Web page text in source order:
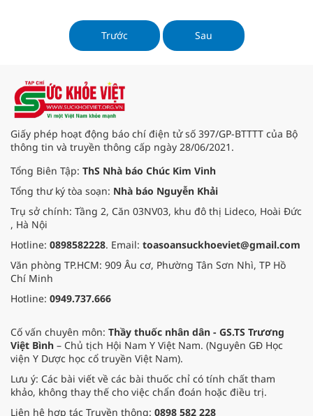
ngâu) từ lâu còn được sử dụng
như một vị thuốc dân gian và
nguyên liệu ướp trà truyền thống.
là dược liệu có độc tính nhất định,
cần sử dụng thận trọng.
Trước Sau
Giấy phép hoạt động báo chí điện tử số 397/GP-BTTTT của Bộ
thông tin và truyền thông cấp ngày 28/06/2021.
Tổng Biên Tập: ThS Nhà báo Chúc Kim Vinh
Tổng thư ký tòa soạn: Nhà báo Nguyễn Khải
Trụ sở chính: Tầng 2, Căn 03NV03, khu đô thị Lideco, Hoài Đức
, Hà Nội
Hotline: 0898582228. Email: toasoansuckhoeviet@gmail.com
Văn phòng TP.HCM: 909 Âu cơ, Phường Tân Sơn Nhì, TP Hồ
Chí Minh
Hotline: 0949.737.666
Cố vấn chuyên môn: Thầy thuốc nhân dân - GS.TS Trương
Việt Bình – Chủ tịch Hội Nam Y Việt Nam. (Nguyên GĐ Học
viện Y Dược học cổ truyền Việt Nam).
Lưu ý: Các bài viết về các bài thuốc chỉ có tính chất tham
khảo, không thay thế cho việc chẩn đoán hoặc điều trị.
Liên hệ hợp tác Truyền thông: 0898 582 228